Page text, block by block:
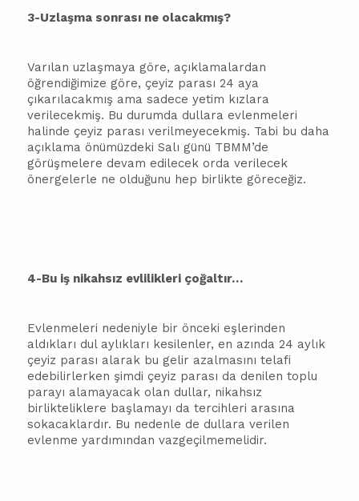
3-Uzlaşma sonrası ne olacakmış?
Varılan uzlaşmaya göre, açıklamalardan
öğrendiğimize göre, çeyiz parası 24 aya
çıkarılacakmış ama sadece yetim kızlara
verilecekmiş. Bu durumda dullara evlenmeleri
halinde çeyiz parası verilmeyecekmiş. Tabi bu daha
açıklama önümüzdeki Salı günü TBMM’de
görüşmelere devam edilecek orda verilecek
önergelerle ne olduğunu hep birlikte göreceğiz.
4-Bu iş nikahsız evlilikleri çoğaltır…
Evlenmeleri nedeniyle bir önceki eşlerinden
aldıkları dul aylıkları kesilenler, en azında 24 aylık
çeyiz parası alarak bu gelir azalmasını telafi
edebilirlerken şimdi çeyiz parası da denilen toplu
parayı alamayacak olan dullar, nikahsız
birlikteliklere başlamayı da tercihleri arasına
sokacaklardır. Bu nedenle de dullara verilen
evlenme yardımından vazgeçilmemelidir.